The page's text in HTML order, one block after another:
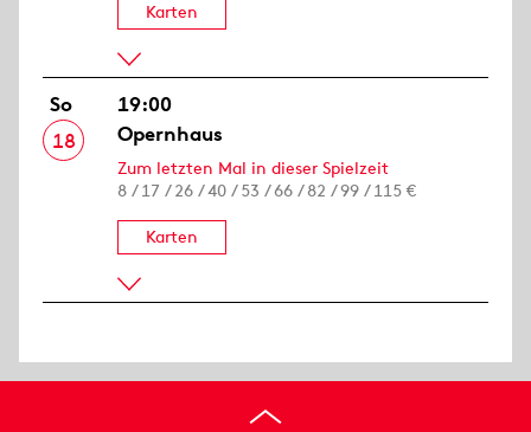
Karten
So
18
19:00
Opernhaus
Zum letzten Mal in dieser Spielzeit
8 / 17 / 26 / 40 / 53 / 66 / 82 / 99 / 115 €
Karten